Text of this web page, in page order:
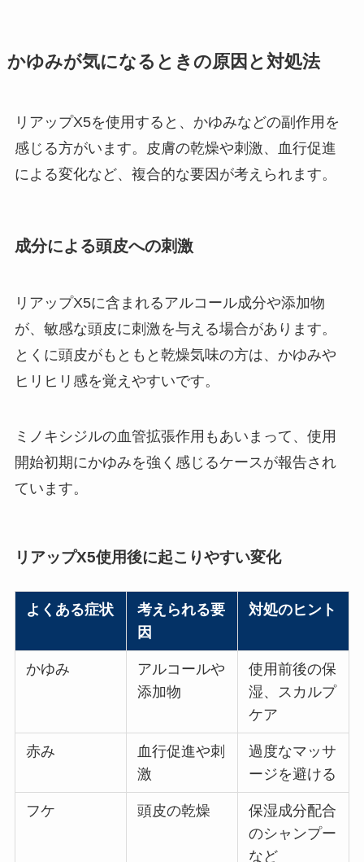
かゆみが気になるときの原因と対処法
リアップX5を使用すると、かゆみなどの副作用を
感じる方がいます。皮膚の乾燥や刺激、血行促進
による変化など、複合的な要因が考えられます。
成分による頭皮への刺激
リアップX5に含まれるアルコール成分や添加物
が、敏感な頭皮に刺激を与える場合があります。
とくに頭皮がもともと乾燥気味の方は、かゆみや
ヒリヒリ感を覚えやすいです。
ミノキシジルの血管拡張作用もあいまって、使用
開始初期にかゆみを強く感じるケースが報告され
ています。
リアップX5使用後に起こりやすい変化
よくある症状
考えられる要
因
対処のヒント
かゆみ
アルコールや
添加物
使用前後の保
湿、スカルプ
ケア
赤み
血行促進や刺
激
過度なマッサ
ージを避ける
フケ 頭皮の乾燥
保湿成分配合
のシャンプー
など